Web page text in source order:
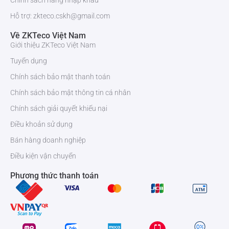
Hỗ trợ: zkteco.cskh@gmail.com
Về ZKTeco Việt Nam
Giới thiệu ZKTeco Việt Nam
Tuyển dụng
Chính sách bảo mật thanh toán
Chính sách bảo mật thông tin cá nhân
Chính sách giải quyết khiếu nại
Điều khoản sử dụng
Bán hàng doanh nghiệp
Điều kiện vận chuyển
Phương thức thanh toán